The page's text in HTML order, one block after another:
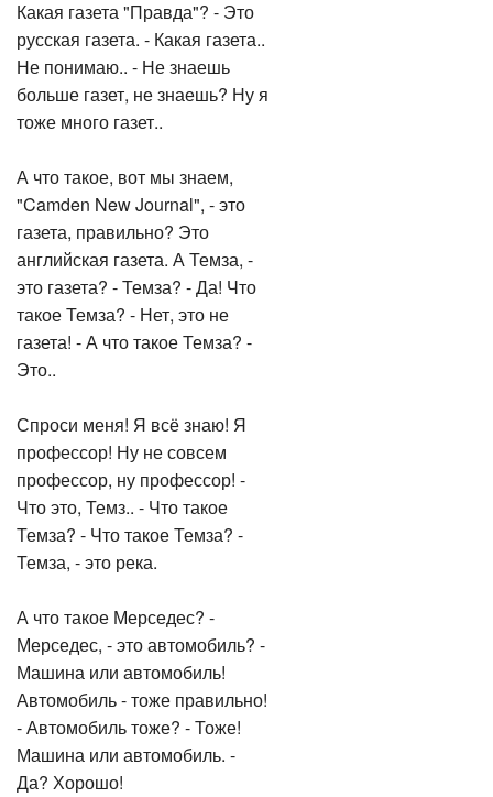
Какая газета "Правда"? - Это
русская газета. - Какая газета..
Не понимаю.. - Не знаешь
больше газет, не знаешь? Ну я
тоже много газет..
А что такое, вот мы знаем,
"Camden New Journal", - это
газета, правильно? Это
английская газета. А Темза, -
это газета? - Темза? - Да! Что
такое Темза? - Нет, это не
газета! - А что такое Темза? -
Это..
Спроси меня! Я всё знаю! Я
профессор! Ну не совсем
профессор, ну профессор! -
Что это, Темз.. - Что такое
Темза? - Что такое Темза? -
Темза, - это река.
А что такое Мерседес? -
Мерседес, - это автомобиль? -
Машина или автомобиль!
Автомобиль - тоже правильно!
- Автомобиль тоже? - Тоже!
Машина или автомобиль. -
Да? Хорошо!